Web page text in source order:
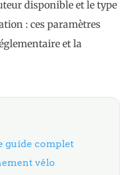
disponible et le type
: ces paramètres
et la
guide complet
vélo